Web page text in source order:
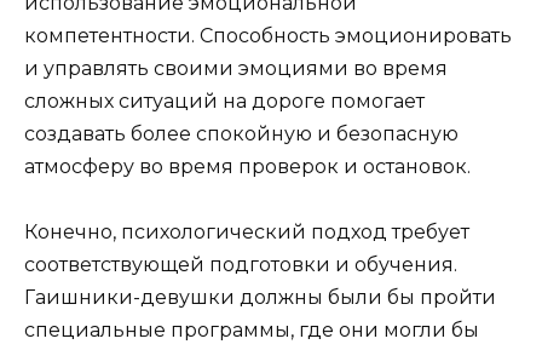
компетентности. Способность эмоционировать
и управлять своими эмоциями во время
сложных ситуаций на дороге помогает
создавать более спокойную и безопасную
атмосферу во время проверок и остановок.
Конечно, психологический подход требует
соответствующей подготовки и обучения.
Гаишники-девушки должны были бы пройти
специальные программы, где они могли бы